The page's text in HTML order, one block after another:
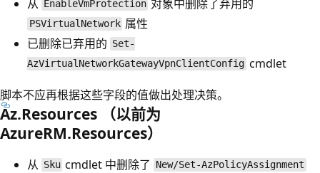
从 EnableVmProtection 对象中删除了弃用的
PSVirtualNetwork 属性
已删除已弃用的 Set-
AzVirtualNetworkGatewayVpnClientConfig cmdlet
脚本不应再根据这些字段的值做出处理决策。
Az.Resources （以前为
AzureRM.Resources）
从 Sku cmdlet 中删除了 New/Set-AzPolicyAssignment